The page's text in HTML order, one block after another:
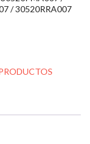
/ 30520RRA007